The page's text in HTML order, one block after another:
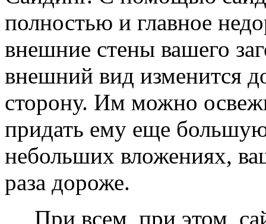
полностью и главное
внешние стены вашего
внешний вид изменится
сторону. Им можно
придать ему еще
небольших вложениях,
раза дороже.
При всем, при этом,